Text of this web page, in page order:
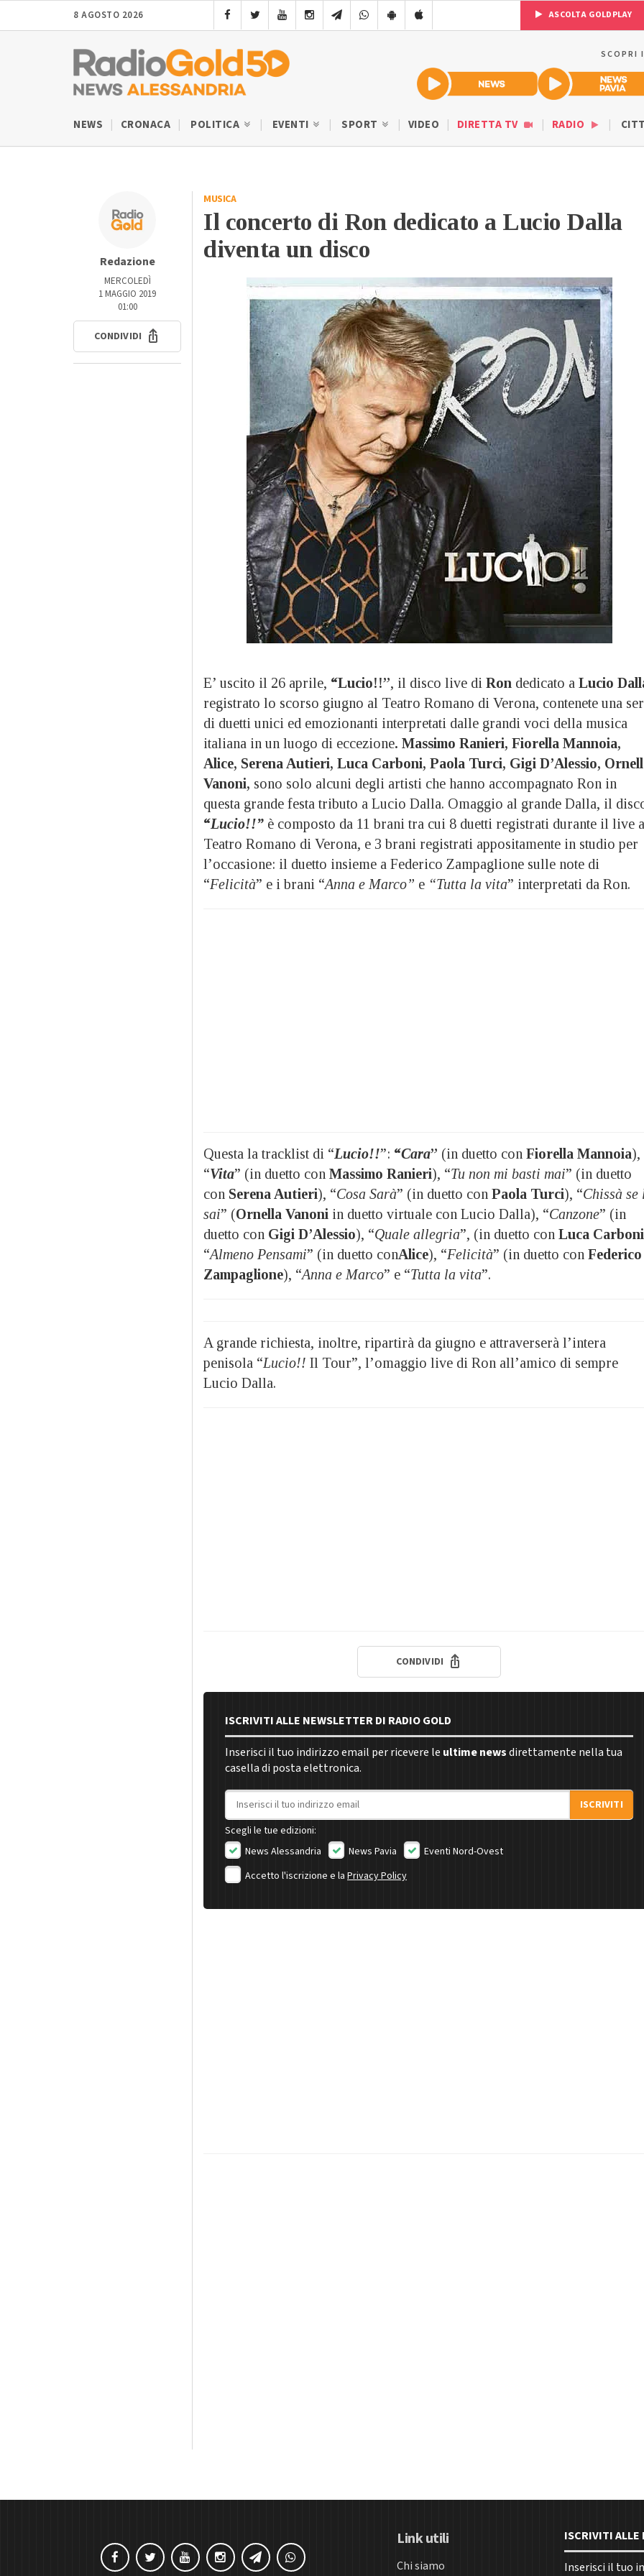
8 AGOSTO 2026 ASCOLTA GOLDPLAY
SCOPRI
NEWS CRONACA POLITICA EVENTI SPORT VIDEO DIRETTA TV RADIO
Redazione
MERCOLEDÌ
1 MAGGIO 2019
01:00
CONDIVIDI
MUSICA
Il concerto di Ron dedicato a Lucio Dalla
diventa un disco
E’ uscito il 26 aprile, “Lucio!!”, il disco live di Ron dedicato a Lucio
registrato lo scorso giugno al Teatro Romano di Verona, contenete una
di duetti unici ed emozionanti interpretati dalle grandi voci della musica
italiana in un luogo di eccezione. Massimo Ranieri, Fiorella Mannoia,
Alice, Serena Autieri, Luca Carboni, Paola Turci, Gigi D’Alessio,
Vanoni, sono solo alcuni degli artisti che hanno accompagnato Ron in
questa grande festa tributo a Lucio Dalla. Omaggio al grande Dalla, il
“Lucio!!” è composto da 11 brani tra cui 8 duetti registrati durante il live
Teatro Romano di Verona, e 3 brani registrati appositamente in studio per
l’occasione: il duetto insieme a Federico Zampaglione sulle note di
“Felicità” e i brani “Anna e Marco” e “Tutta la vita” interpretati da Ron.
Questa la tracklist di “Lucio!!”: “Cara” (in duetto con Fiorella Mannoia),
“Vita” (in duetto con Massimo Ranieri), “Tu non mi basti mai” (in duetto
con Serena Autieri), “Cosa Sarà” (in duetto con Paola Turci), “Chissà se
sai” (Ornella Vanoni in duetto virtuale con Lucio Dalla), “Canzone” (in
duetto con Gigi D’Alessio), “Quale allegria”, (in duetto con Luca Carboni
“Almeno Pensami” (in duetto conAlice), “Felicità” (in duetto con Federico
Zampaglione), “Anna e Marco” e “Tutta la vita”.
A grande richiesta, inoltre, ripartirà da giugno e attraverserà l’intera
penisola “Lucio!! Il Tour”, l’omaggio live di Ron all’amico di sempre
Lucio Dalla.
CONDIVIDI
ISCRIVITI ALLE NEWSLETTER DI RADIO GOLD
Inserisci il tuo indirizzo email per ricevere le ultime newsdirettamente nella tua
casella di posta elettronica.
Indirizzo email
ISCRIVITI
Scegli le tue edizioni:
News Alessandria
News Pavia
Eventi Nord-Ovest
Accetto l'iscrizione e la Privacy Policy
Link utili
Chi siamo
ISCRIVITI ALLE
Inserisci il tuo